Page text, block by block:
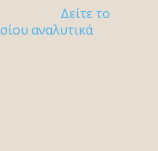
Δείτε το
αναλυτικά